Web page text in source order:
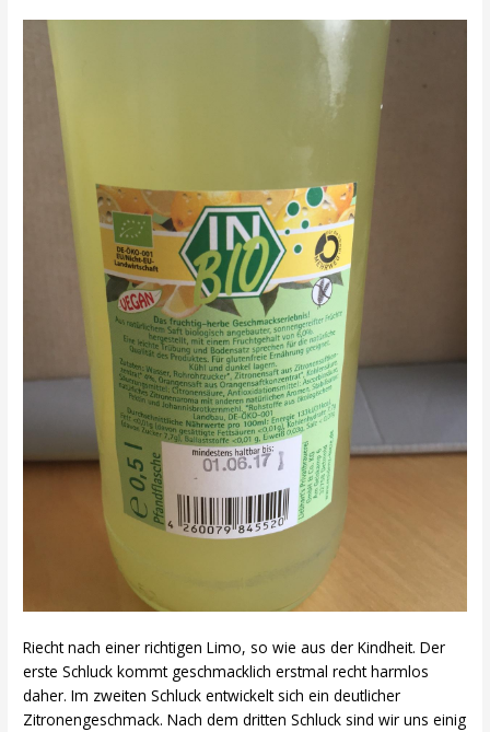
Riecht nach einer richtigen Limo, so wie aus der Kindheit. Der
erste Schluck kommt geschmacklich erstmal recht harmlos
daher. Im zweiten Schluck entwickelt sich ein deutlicher
Zitronengeschmack. Nach dem dritten Schluck sind wir uns einig